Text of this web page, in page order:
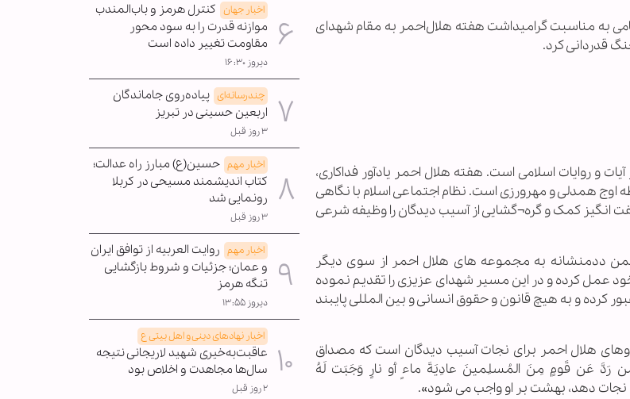
‌به مناسبت گرامیداشت هفته هلال‌احمر به مقام شهدای
قدردانی کرد.
روایات اسلامی است. هفته هلال احمر یادآور فداکاری،
اوج همدلی و مهرورزی است. نظام اجتماعی اسلام با نگاهی
انگیز کمک و گره¬گشایی از آسیب دیدگان را وظیفه شرعی
ددمنشانه به مجموعه های هلال احمر از سوی دیگر
عمل کرده و در این مسیر شهدای عزیزی را تقدیم نموده
و به هیچ قانون و حقوق انسانی و بین المللی پایبند
هلال احمر برای نجات آسیب دیدگان است که مصداق
رَدَّ عَن قَومٍ مِنَ المُسلِمینَ عادِیَةَ ماءٍ أو نارٍ وَجَبَت لَهُ
نجات دهد، بهشت بر او واجب می‌ شود».
اخبار جهان کنترل هرمز و باب‌المندب
موازنه قدرت را به سود محور
مقاومت تغییر داده است
دیروز ۱۶:۳۰
چندرسانه‌ای پیاده‌روی جاماندگان
اربعین حسینی در تبریز
۳ روز قبل
اخبار مهم حسین(ع) مبارز راه عدالت؛
کتاب اندیشمند مسیحی در کربلا
رونمایی شد
۳ روز قبل
اخبار مهم روایت العربیه از توافق ایران
و عمان؛ جزئیات و شروط بازگشایی
تنگه هرمز
دیروز ۱۳:۵۵
اخبار نهادهای دینی و اهل بیتی ع
عاقبت‌به‌خیری شهید لاریجانی نتیجه
سال‌ها مجاهدت و اخلاص بود
۲ روز قبل